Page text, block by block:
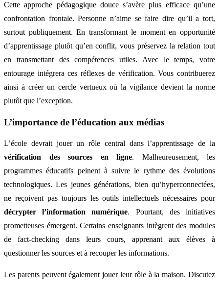
Cette approche pédagogique douce s’avère plus efficace qu’une
confrontation frontale. Personne n’aime se faire dire qu’il a tort,
surtout publiquement. En transformant le moment en opportunité
d’apprentissage plutôt qu’en conflit, vous préservez la relation tout
en transmettant des compétences utiles. Avec le temps, votre
entourage intégrera ces réflexes de vérification. Vous contribuerez
ainsi à créer un cercle vertueux où la vigilance devient la norme
plutôt que l’exception.
L’importance de l’éducation aux médias
L’école devrait jouer un rôle central dans l’apprentissage de la
vérification des sources en ligne. Malheureusement, les
programmes éducatifs peinent à suivre le rythme des évolutions
technologiques. Les jeunes générations, bien qu’hyperconnectées,
ne reçoivent pas toujours les outils intellectuels nécessaires pour
décrypter l’information numérique. Pourtant, des initiatives
prometteuses émergent. Certains enseignants intègrent des modules
de fact-checking dans leurs cours, apprenant aux élèves à
questionner les sources et à recouper les informations.
Les parents peuvent également jouer leur rôle à la maison. Discutez